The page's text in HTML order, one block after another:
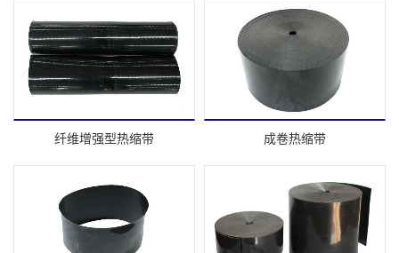
纤维增强型热缩带 成卷热缩带